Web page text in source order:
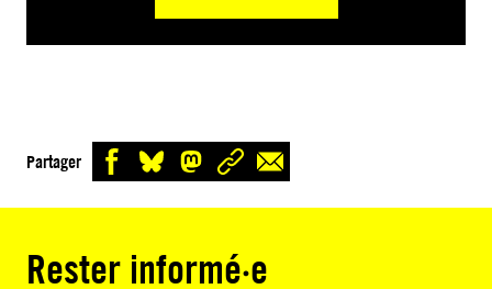
Partager
Rester informé·e